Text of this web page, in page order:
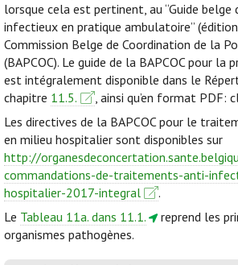
lorsque cela est pertinent, au “Guide
infectieux en pratique ambulatoire”
Commission Belge de Coordination de la
(BAPCOC). Le guide de la BAPCOC pour la
est intégralement disponible dans le
chapitre 11.5. , ainsi qu’en format PDF:
Les directives de la BAPCOC pour le
en milieu hospitalier sont disponibles sur
http://
commandations-de-traitements-anti-
hospitalier-2017-integral
.
Le Tableau 11a. dans 11.1.
reprend les
organismes pathogènes.